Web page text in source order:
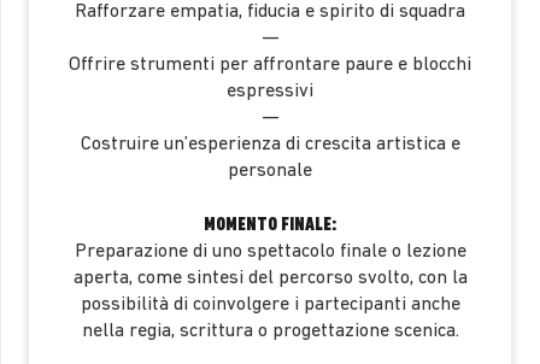
Rafforzare empatia, fiducia e spirito di squadra
—
Offrire strumenti per affrontare paure e blocchi
espressivi
—
Costruire un’esperienza di crescita artistica e
personale
MOMENTO FINALE:
Preparazione di uno spettacolo finale o lezione
aperta, come sintesi del percorso svolto, con la
possibilità di coinvolgere i partecipanti anche
nella regia, scrittura o progettazione scenica.